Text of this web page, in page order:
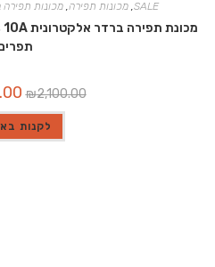
SALE מכונות תפירה מכונות תפירה
₪2,100.00
היה:
לקנות